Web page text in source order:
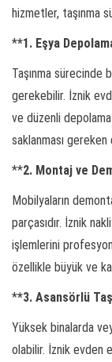
hizmetler, taşınma
**1. Eşya
Taşınma sürecinde
gerekebilir. İznik
ve düzenli depolama
saklanması gereken
**2. Montaj ve
Mobilyaların
parçasıdır. İznik
işlemlerini
özellikle büyük ve
**3. Asansörlü
Yüksek binalarda
olabilir. İznik evden